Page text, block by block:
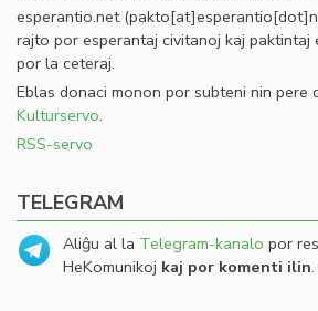
esperantio.net
rajto por esperantaj civitanoj kaj paktintaj
por la ceteraj.
Eblas donaci monon por subteni nin pere
Kulturservo.
RSS-servo
TELEGRAM
Aliĝu al la Telegram-kanalo por
HeKomunikoj kaj por komenti ilin.